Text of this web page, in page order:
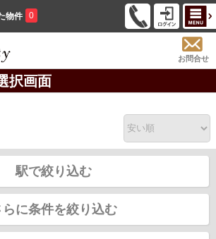
物件 0
お問合せ
択画面
駅で絞り込む
らに条件を絞り込む